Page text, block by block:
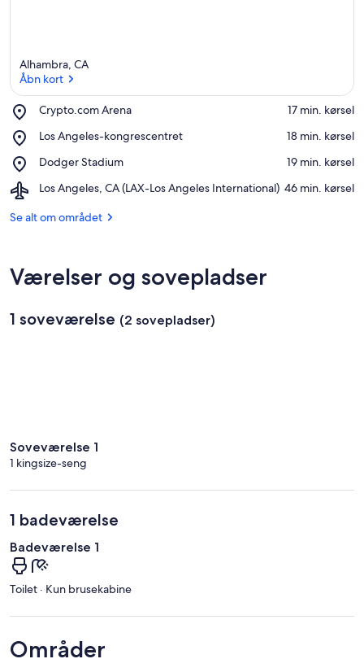
Alhambra, CA
Åbn kort
Crypto.com Arena
Place,
Arena
‪17 min. kørsel‬
Los Angeles-kongrescentret
Place,
Angeles-
‪18 min. kørsel‬
Dodger Stadium
Place,
Stadium
‪19 min. kørsel‬
Los Angeles, CA (LAX-Los Angeles International)
Airport,
Angeles,
Angeles
International)
‪46 min. kørsel‬
Se alt om området
Værelser og sovepladser
1 soveværelse (2 sovepladser)
Soveværelse 1
1 kingsize-seng
1 badeværelse
Badeværelse 1
Toilet · Kun brusekabine
Områder